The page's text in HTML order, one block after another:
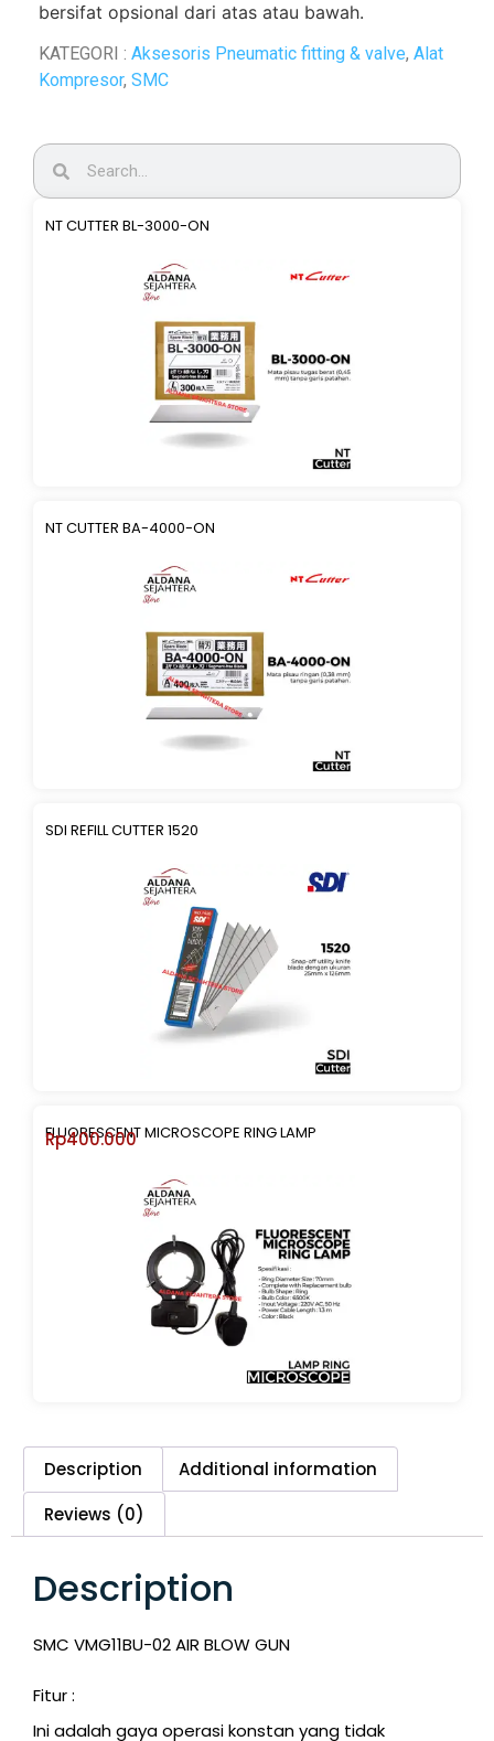
bersifat opsional dari atas atau bawah.
KATEGORI : Aksesoris Pneumatic fitting & valve, Alat
Kompresor, SMC
NT CUTTER BL-3000-ON
NT CUTTER BA-4000-ON
SDI REFILL CUTTER 1520
FLUORESCENT MICROSCOPE RING LAMP
Rp400.000
Description
Additional information
Reviews (0)
Description
SMC VMG11BU-02 AIR BLOW GUN
Fitur :
Ini adalah gaya operasi konstan yang tidak